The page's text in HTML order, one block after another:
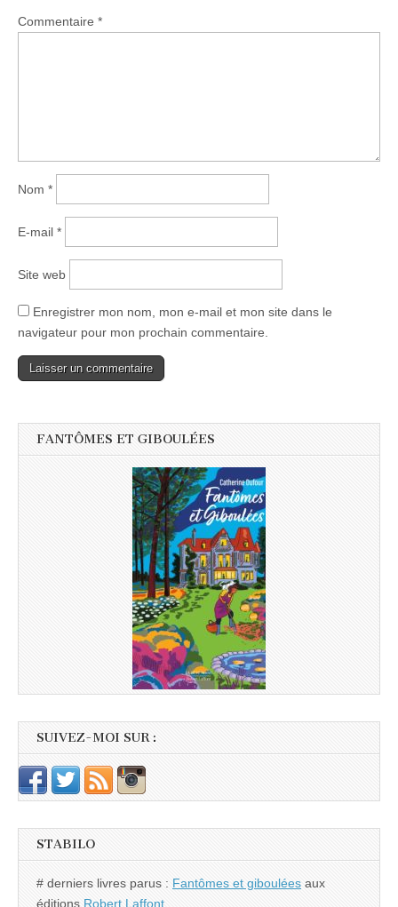
Commentaire *
Nom *
E-mail *
Site web
Enregistrer mon nom, mon e-mail et mon site dans le
navigateur pour mon prochain commentaire.
FANTÔMES ET GIBOULÉES
SUIVEZ-MOI SUR :
STABILO
# derniers livres parus : Fantômes et giboulées aux
éditions Robert Laffont